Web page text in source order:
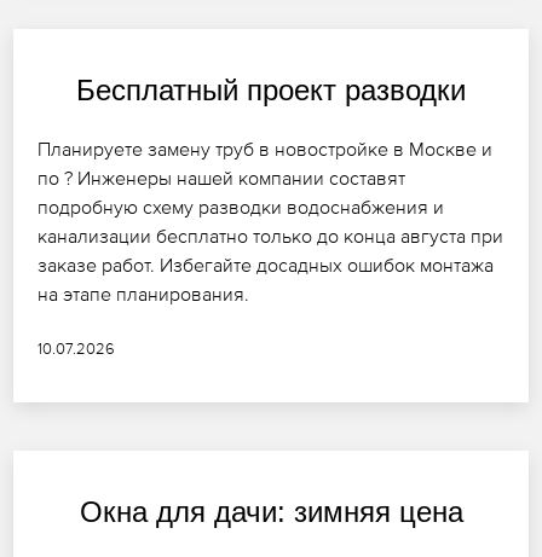
Бесплатный проект разводки
Планируете замену труб в новостройке в Москве и
по ? Инженеры нашей компании составят
подробную схему разводки водоснабжения и
канализации бесплатно только до конца августа при
заказе работ. Избегайте досадных ошибок монтажа
на этапе планирования.
10.07.2026
Окна для дачи: зимняя цена